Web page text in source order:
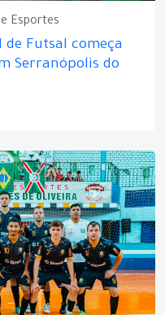
Esportes
de Futsal começa
Serranópolis do